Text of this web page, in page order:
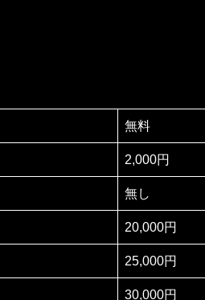
無料
2,000円
無し
20,000円
25,000円
30,000円